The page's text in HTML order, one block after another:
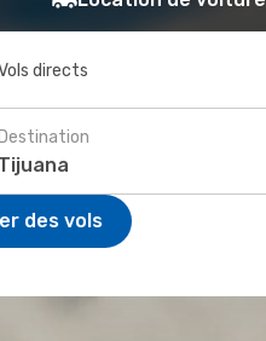
directs
Destination
des vols